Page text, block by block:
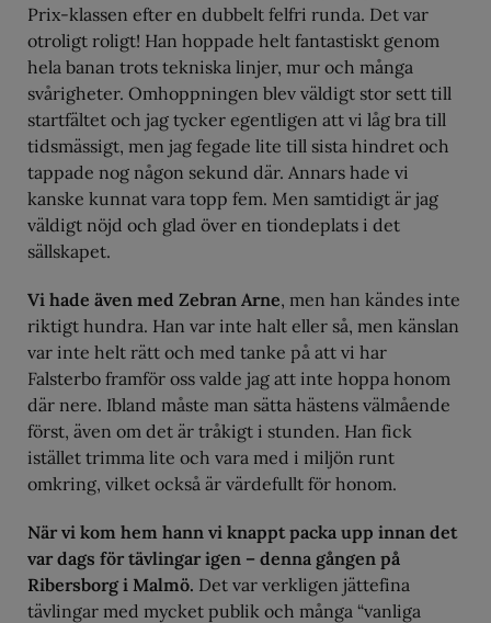
Prix-klassen efter en dubbelt felfri runda. Det var
otroligt roligt! Han hoppade helt fantastiskt genom
hela banan trots tekniska linjer, mur och många
svårigheter. Omhoppningen blev väldigt stor sett till
startfältet och jag tycker egentligen att vi låg bra till
tidsmässigt, men jag fegade lite till sista hindret och
tappade nog någon sekund där. Annars hade vi
kanske kunnat vara topp fem. Men samtidigt är jag
väldigt nöjd och glad över en tiondeplats i det
sällskapet.
Vi hade även med Zebran Arne, men han kändes inte
riktigt hundra. Han var inte halt eller så, men känslan
var inte helt rätt och med tanke på att vi har
Falsterbo framför oss valde jag att inte hoppa honom
där nere. Ibland måste man sätta hästens välmående
först, även om det är tråkigt i stunden. Han fick
istället trimma lite och vara med i miljön runt
omkring, vilket också är värdefullt för honom.
När vi kom hem hann vi knappt packa upp innan det
var dags för tävlingar igen – denna gången på
Ribersborg i Malmö. Det var verkligen jättefina
tävlingar med mycket publik och många “vanliga